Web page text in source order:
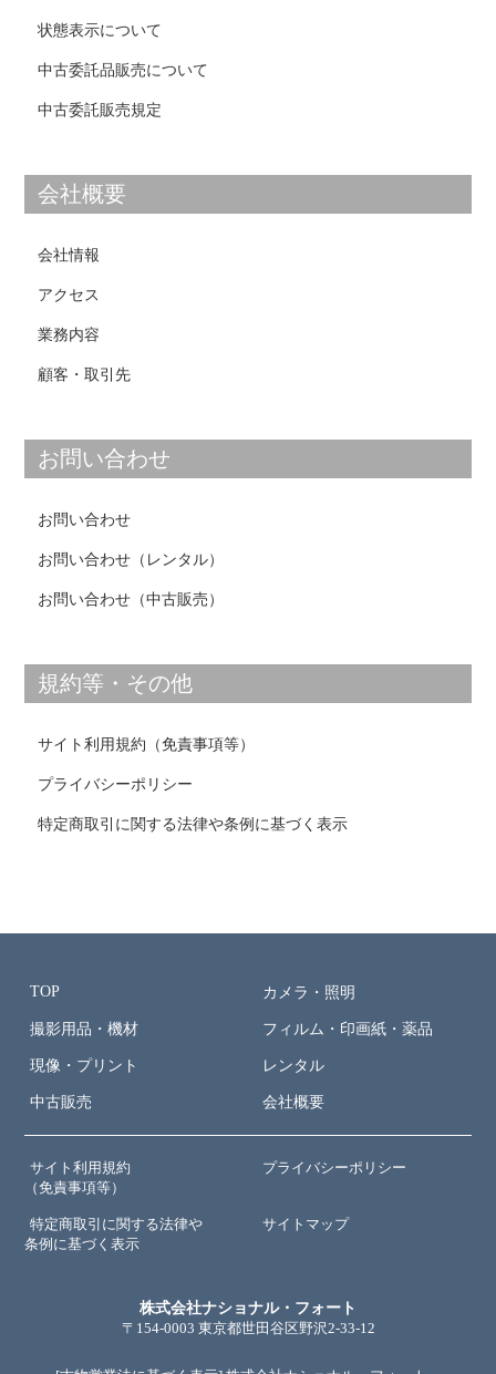
状態表示について
中古委託品販売について
中古委託販売規定
会社概要
会社情報
アクセス
業務内容
顧客・取引先
お問い合わせ
お問い合わせ
お問い合わせ（レンタル）
お問い合わせ（中古販売）
規約等・その他
サイト利用規約（免責事項等）
プライバシーポリシー
特定商取引に関する法律や条例に基づく表示
TOP カメラ・照明
撮影用品・機材 フィルム・印画紙・薬品
現像・プリント レンタル
中古販売 会社概要
サイト利用規約
（免責事項等）
プライバシーポリシー
特定商取引に関する法律や
条例に基づく表示
サイトマップ
株式会社ナショナル・フォート
〒154-0003 東京都世田谷区野沢2-33-12